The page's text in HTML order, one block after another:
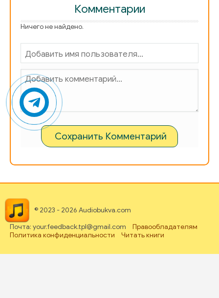
Комментарии
Ничего не найдено.
Сохранить Комментарий
© 2023 - 2026 Audiobukva.com
Почта: your.feedback.tpl@gmail.com
Правообладателям
Политика конфиденциальности
Читать книги